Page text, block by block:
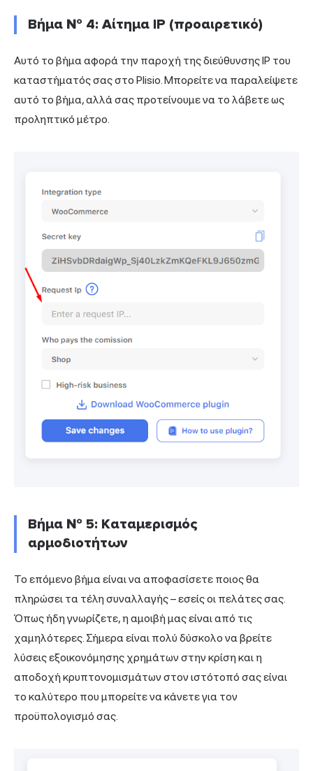
Βήμα № 4: Αίτημα IP (προαιρετικό)
Αυτό το βήμα αφορά την παροχή της διεύθυνσης IP του
καταστήματός σας στο Plisio. Μπορείτε να παραλείψετε
αυτό το βήμα, αλλά σας προτείνουμε να το λάβετε ως
προληπτικό μέτρο.
Βήμα № 5: Καταμερισμός
αρμοδιοτήτων
Το επόμενο βήμα είναι να αποφασίσετε ποιος θα
πληρώσει τα τέλη συναλλαγής – εσείς οι πελάτες σας.
Όπως ήδη γνωρίζετε, η αμοιβή μας είναι από τις
χαμηλότερες. Σήμερα είναι πολύ δύσκολο να βρείτε
λύσεις εξοικονόμησης χρημάτων στην κρίση και η
αποδοχή κρυπτονομισμάτων στον ιστότοπό σας είναι
το καλύτερο που μπορείτε να κάνετε για τον
προϋπολογισμό σας.